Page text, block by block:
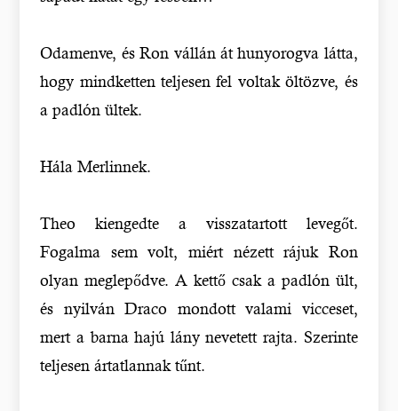
Odamenve, és Ron vállán át hunyorogva látta,
hogy mindketten teljesen fel voltak öltözve, és
a padlón ültek.
Hála Merlinnek.
Theo kiengedte a visszatartott levegőt.
Fogalma sem volt, miért nézett rájuk Ron
olyan meglepődve. A kettő csak a padlón ült,
és nyilván Draco mondott valami vicceset,
mert a barna hajú lány nevetett rajta. Szerinte
teljesen ártatlannak tűnt.